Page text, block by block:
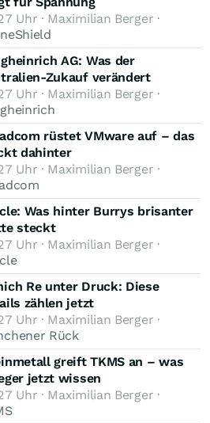
Uhr · Maximilian Berger ·
AG: Was der
Zukauf verändert
Uhr · Maximilian Berger ·
rüstet VMware auf – das
dahinter
Uhr · Maximilian Berger ·
Was hinter Burrys brisanter
steckt
Uhr · Maximilian Berger ·
Re unter Druck: Diese
zählen jetzt
Uhr · Maximilian Berger ·
Rück
greift TKMS an – was
jetzt wissen
Uhr · Maximilian Berger ·